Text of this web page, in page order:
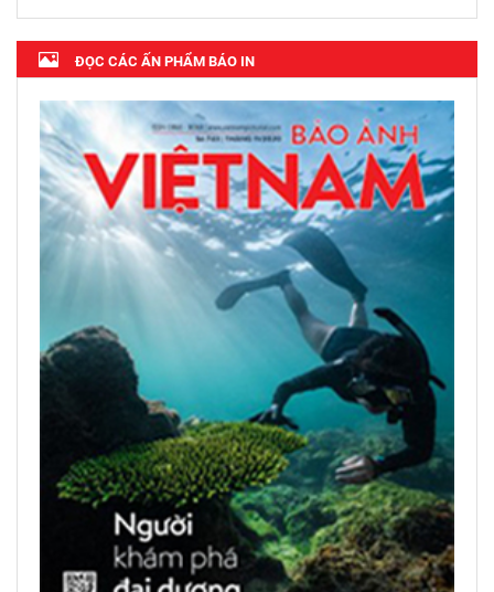
ĐỌC CÁC ẤN PHẨM BÁO IN